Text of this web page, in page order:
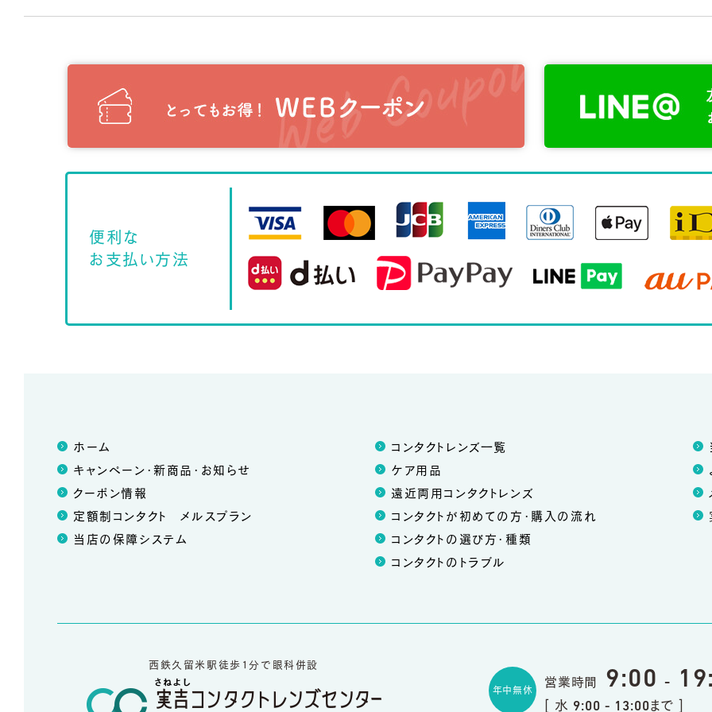
便利な
お支払い方法
ホーム
キャンペーン・新商品・お知らせ
クーポン情報
定額制コンタクト メルスプラン
当店の保障システム
コンタクトレンズ一覧
ケア用品
遠近両用コンタクトレンズ
コンタクトが初めての方・購入の流れ
コンタクトの選び方・種類
コンタクトのトラブル
西鉄久留米駅徒歩1分で眼科併設
年中無休
営業時間 9:00-
[ 水 9:00 - 13:00まで ]